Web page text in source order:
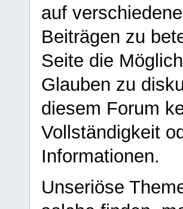
auf
Beiträgen zu
Seite die
Glauben zu
diesem Forum
Vollständigkeit
Informationen.
Unseriöse